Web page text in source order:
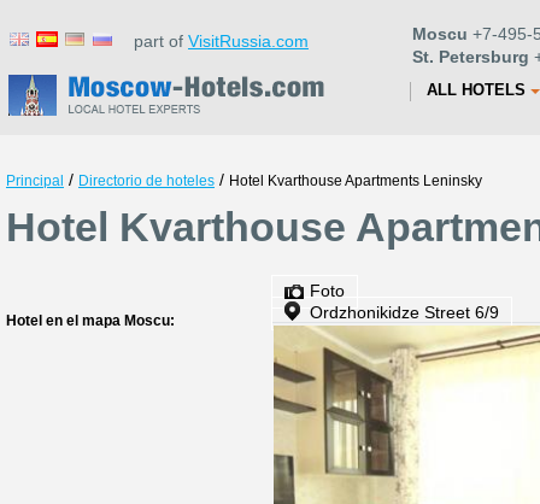
part of VisitRussia.com Moscu +7-495-
St. Petersburg
ALL HOTELS
Principal / Directorio de hoteles / Hotel Kvarthouse Apartments Leninsky
Hotel Kvarthouse
Hotel en el mapa Moscu:
Foto
Ordzhonikidze Street 6/9